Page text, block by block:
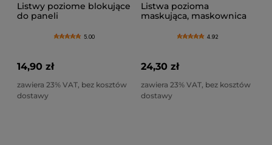
Listwy poziome blokujące
do paneli
125cm, zestaw
5.00
14,90 zł
zawiera 23% VAT, bez kosztów
dostawy
Listwa pozioma
maskująca, maskownica
4.92
24,30 zł
zawiera 23% VAT, bez kosztów
dostawy